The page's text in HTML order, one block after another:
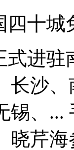
四十城
式进
长沙
锡、...
晓芹